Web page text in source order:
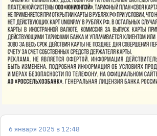
6 января 2025 в 12:48